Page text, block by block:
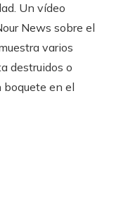
Un vídeo
News sobre el
varios
destruidos o
boquete en el